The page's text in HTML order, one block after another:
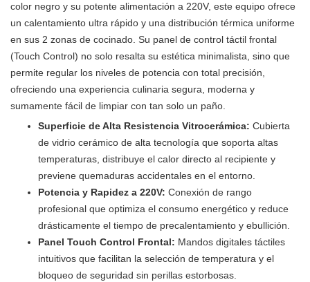
color negro y su potente alimentación a 220V, este equipo ofrece
un calentamiento ultra rápido y una distribución térmica uniforme
en sus 2 zonas de cocinado. Su panel de control táctil frontal
(Touch Control) no solo resalta su estética minimalista, sino que
permite regular los niveles de potencia con total precisión,
ofreciendo una experiencia culinaria segura, moderna y
sumamente fácil de limpiar con tan solo un paño.
Superficie de Alta Resistencia Vitrocerámica: Cubierta
de vidrio cerámico de alta tecnología que soporta altas
temperaturas, distribuye el calor directo al recipiente y
previene quemaduras accidentales en el entorno.
Potencia y Rapidez a 220V: Conexión de rango
profesional que optimiza el consumo energético y reduce
drásticamente el tiempo de precalentamiento y ebullición.
Panel Touch Control Frontal: Mandos digitales táctiles
intuitivos que facilitan la selección de temperatura y el
bloqueo de seguridad sin perillas estorbosas.